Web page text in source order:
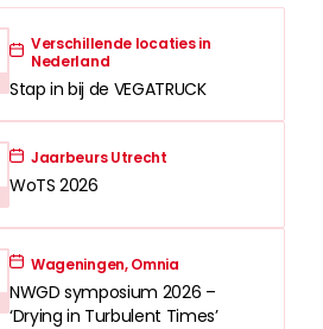
Verschillende locaties in
Nederland
Stap in bij de VEGATRUCK
Jaarbeurs Utrecht
WoTS 2026
Wageningen, Omnia
NWGD symposium 2026 –
‘Drying in Turbulent Times’